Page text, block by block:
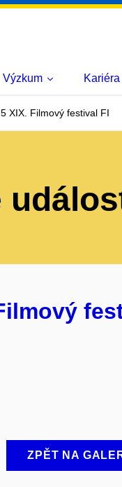
Výzkum Kariéra
XIX. Filmový festival FI
ZPĚT NA